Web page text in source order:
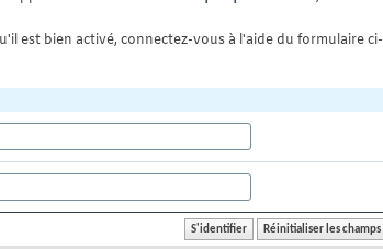
est bien activé, connectez-vous à l'aide du formulaire ci-